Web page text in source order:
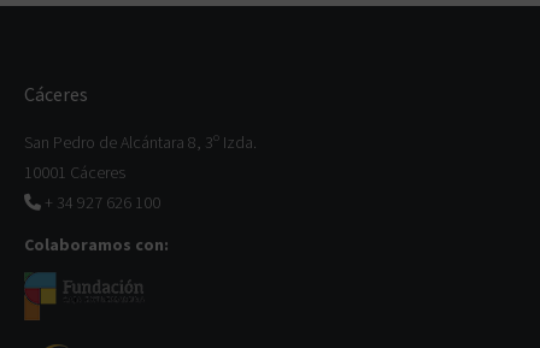
Cáceres
San Pedro de Alcántara 8, 3º Izda.
10001 Cáceres
+ 34 927 626 100
Colaboramos con: